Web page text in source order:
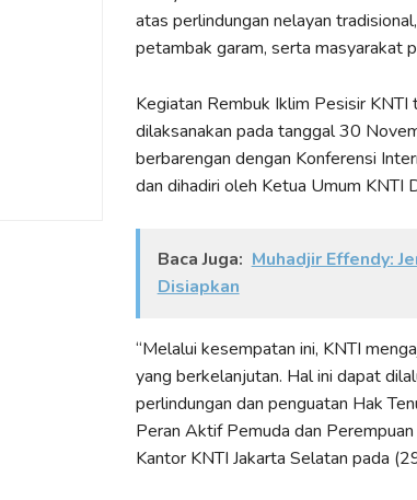
atas perlindungan nelayan
petambak garam, serta masyarakat
Kegiatan Rembuk Iklim Pesisir
dilaksanakan pada tanggal 30
berbarengan dengan Konferensi
dan dihadiri oleh Ketua Umum KNTI
Baca Juga: Muhadjir Effendy:
Disiapkan
“Melalui kesempatan ini, KNTI
yang berkelanjutan. Hal ini dapat
perlindungan dan penguatan Hak
Peran Aktif Pemuda dan
Kantor KNTI Jakarta Selatan pada